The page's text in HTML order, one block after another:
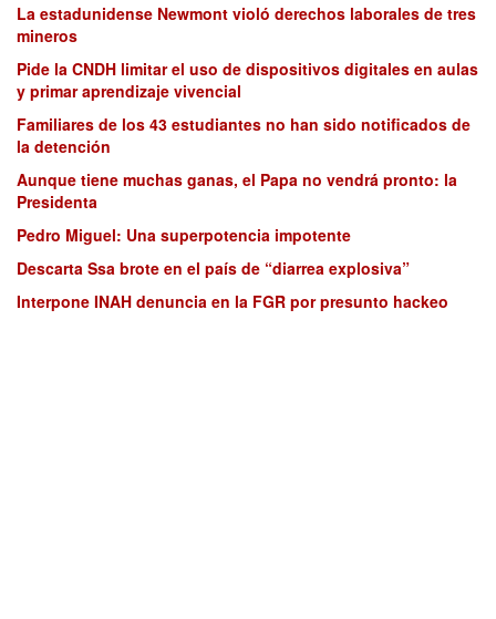
La estadunidense Newmont violó derechos laborales de tres
mineros
Pide la CNDH limitar el uso de dispositivos digitales en aulas
y primar aprendizaje vivencial
Familiares de los 43 estudiantes no han sido notificados de
la detención
Aunque tiene muchas ganas, el Papa no vendrá pronto: la
Presidenta
Pedro Miguel: Una superpotencia impotente
Descarta Ssa brote en el país de “diarrea explosiva”
Interpone INAH denuncia en la FGR por presunto hackeo